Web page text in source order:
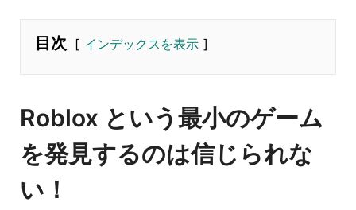
目次 インデックスを表示
Roblox という最小のゲーム
を発見するのは信じられな
い！